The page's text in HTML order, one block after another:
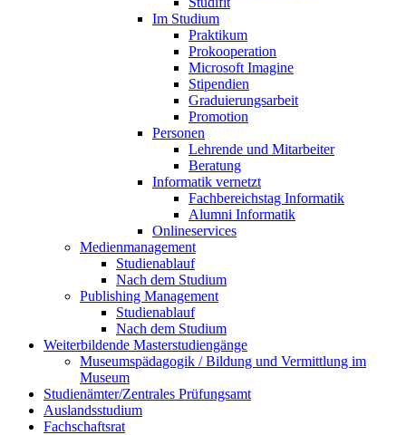
Im Studium
Praktikum
Prokooperation
Microsoft Imagine
Stipendien
Graduierungsarbeit
Promotion
Personen
Lehrende und Mitarbeiter
Beratung
Informatik vernetzt
Fachbereichstag Informatik
Alumni Informatik
Onlineservices
Medienmanagement
Studienablauf
Nach dem Studium
Publishing Management
Studienablauf
Nach dem Studium
Weiterbildende Masterstudiengänge
Museumspädagogik / Bildung und Vermittlung im
Museum
Studienämter/Zentrales Prüfungsamt
Auslandsstudium
Fachschaftsrat